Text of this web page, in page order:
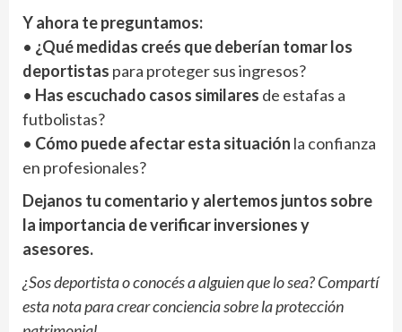
Y ahora te preguntamos:
• ¿Qué medidas creés que deberían tomar los
deportistas para proteger sus ingresos?
• Has escuchado casos similares de estafas a
futbolistas?
• Cómo puede afectar esta situación la confianza
en profesionales?
Dejanos tu comentario y alertemos juntos sobre
la importancia de verificar inversiones y
asesores.
¿Sos deportista o conocés a alguien que lo sea? Compartí
esta nota para crear conciencia sobre la protección